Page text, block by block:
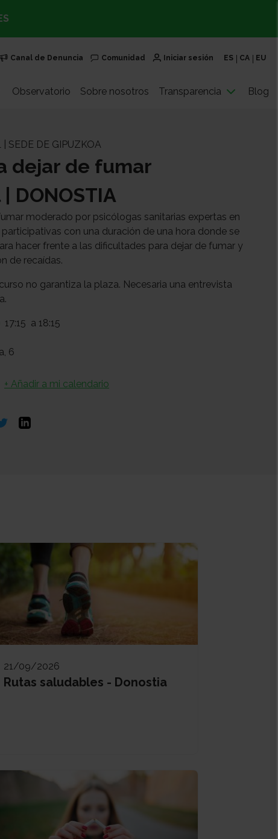
Canal de Denuncia Comunidad Iniciar sesión ES CA EU
Observatorio Sobre nosotros Transparencia Blog
SEDE DE GIPUZKOA
dejar de fumar
DONOSTIA
moderado por psicólogas sanitarias expertas en
con una duración de una hora donde se
hacer frente a las dificultades para dejar de fumar y
de recaídas.
no garantiza la plaza. Necesaria una entrevista
17:15 a 18:15
6
+ Añadir a mi calendario
21/09/2026
Rutas saludables - Donostia